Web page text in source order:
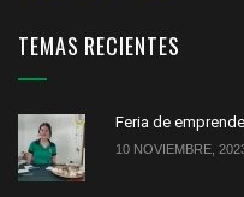
TEMAS RECIENTES
Feria de
10 NOVIEMBRE,